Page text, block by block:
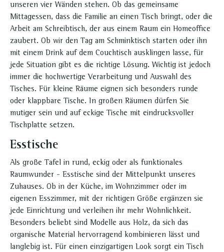
unseren vier Wänden stehen. Ob das gemeinsame
Mittagessen, dass die Familie an einen Tisch bringt, oder die
Arbeit am Schreibtisch, der aus einem Raum ein Homeoffice
zaubert. Ob wir den Tag am Schminktisch starten oder ihn
mit einem Drink auf dem Couchtisch ausklingen lasse, für
jede Situation gibt es die richtige Lösung. Wichtig ist jedoch
immer die hochwertige Verarbeitung und Auswahl des
Tisches. Für kleine Räume eignen sich besonders runde
oder klappbare Tische. In großen Räumen dürfen Sie
mutiger sein und auf eckige Tische mit eindrucksvoller
Tischplatte setzen.
Esstische
Als große Tafel in rund, eckig oder als funktionales
Raumwunder - Esstische sind der Mittelpunkt unseres
Zuhauses. Ob in der Küche, im Wohnzimmer oder im
eigenen Esszimmer, mit der richtigen Größe ergänzen sie
jede Einrichtung und verleihen ihr mehr Wohnlichkeit.
Besonders beliebt sind Modelle aus Holz, da sich das
organische Material hervorragend kombinieren lässt und
langlebig ist. Für einen einzigartigen Look sorgt ein Tisch